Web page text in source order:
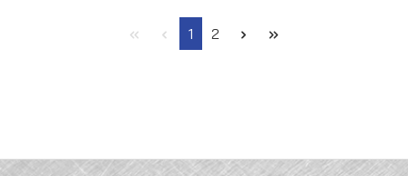
Seite
1 Seite
2